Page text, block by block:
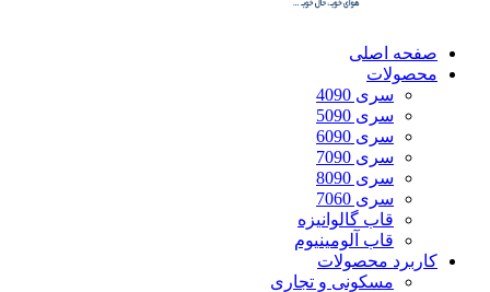
صفحه اصلی
محصولات
سری 4090
سری 5090
سری 6090
سری 7090
سری 8090
سری 7060
قاب گالوانیزه
قاب آلومینیوم
کاربرد محصولات
مسکونی و تجاری